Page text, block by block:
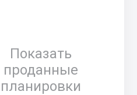
Показать
проданные
планировки